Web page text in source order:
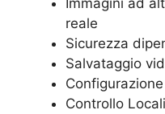
reale
Sicurezza
Salvataggio
Controllo Locali